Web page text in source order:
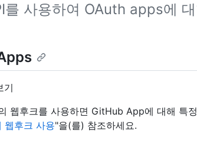
를 사용하여 OAuth apps에
기
웹후크를 사용하면 GitHub App에 대해 특
웹후크 사용"을(를) 참조하세요.